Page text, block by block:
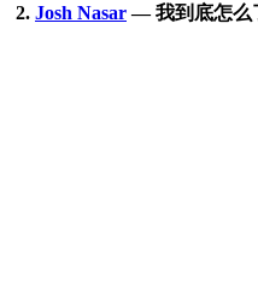
2. Josh Nasar — 我到底怎么